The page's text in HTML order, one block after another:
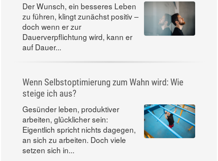
Der Wunsch, ein besseres Leben
zu führen, klingt zunächst positiv –
doch wenn er zur
Dauerverpflichtung wird, kann er
auf Dauer...
Wenn Selbstoptimierung zum Wahn wird: Wie
steige ich aus?
Gesünder leben, produktiver
arbeiten, glücklicher sein:
Eigentlich spricht nichts dagegen,
an sich zu arbeiten. Doch viele
setzen sich in...